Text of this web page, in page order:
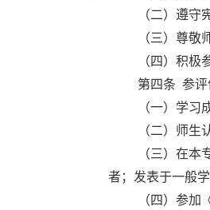
（二）遵
（三）尊
（四）积
第四条 参评
（一）学
（二）师
（三）在
者；发表于一般
（四）参